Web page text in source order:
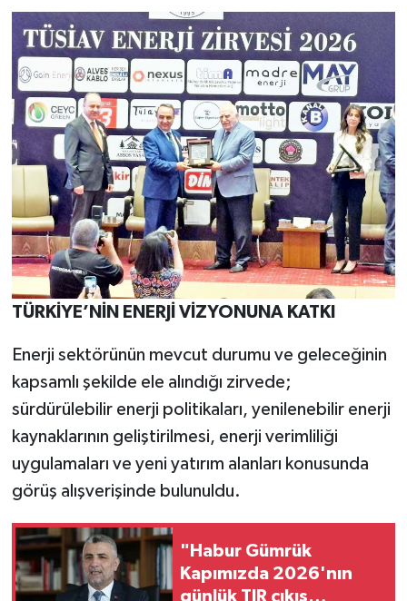
TÜRKİYE’NİN ENERJİ VİZYONUNA KATKI
Enerji sektörünün mevcut durumu ve geleceğinin
kapsamlı şekilde ele alındığı zirvede;
sürdürülebilir enerji politikaları, yenilenebilir enerji
kaynaklarının geliştirilmesi, enerji verimliliği
uygulamaları ve yeni yatırım alanları konusunda
görüş alışverişinde bulunuldu.
"Habur Gümrük
Kapımızda 2026'nın
günlük TIR çıkış